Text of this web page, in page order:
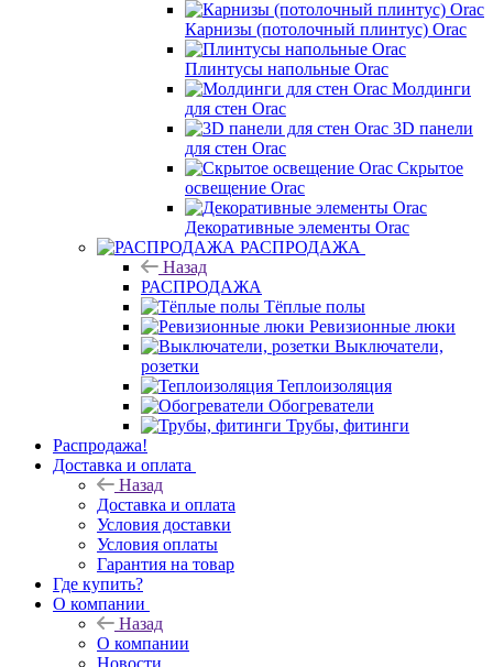
Карнизы (потолочный плинтус) Orac
Плинтусы напольные Orac
Молдинги
для стен Orac
3D панели
для стен Orac
Скрытое
освещение Orac
Декоративные элементы Orac
РАСПРОДАЖА
Назад
РАСПРОДАЖА
Тёплые полы
Ревизионные люки
Выключатели,
розетки
Теплоизоляция
Обогреватели
Трубы, фитинги
Распродажа!
Доставка и оплата
Назад
Доставка и оплата
Условия доставки
Условия оплаты
Гарантия на товар
Где купить?
О компании
Назад
О компании
Новости